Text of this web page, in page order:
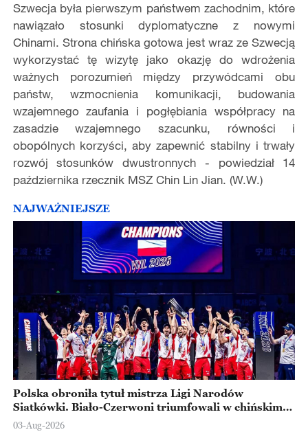
Szwecja była pierwszym państwem zachodnim, które
nawiązało stosunki dyplomatyczne z nowymi
Chinami. Strona chińska gotowa jest wraz ze Szwecją
wykorzystać tę wizytę jako okazję do wdrożenia
ważnych porozumień między przywódcami obu
państw, wzmocnienia komunikacji, budowania
wzajemnego zaufania i pogłębiania współpracy na
zasadzie wzajemnego szacunku, równości i
obopólnych korzyści, aby zapewnić stabilny i trwały
rozwój stosunków dwustronnych - powiedział 14
października rzecznik MSZ Chin Lin Jian. (W.W.)
NAJWAŻNIEJSZE
Polska obroniła tytuł mistrza Ligi Narodów
Siatkówki. Biało-Czerwoni triumfowali w chińskim
Ningbo
03-Aug-2026